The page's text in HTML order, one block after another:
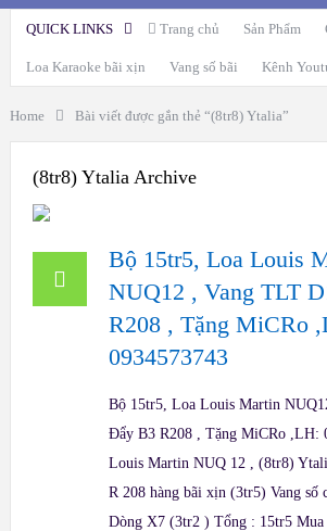
QUICK LINKS Trang chủ Sản Phẩm
Loa Karaoke bãi xịn Vang số bãi Kênh
Home Bài viết được gắn thẻ “(8tr8) Ytalia”
(8tr8) Ytalia Archive
Bộ 15tr5, Loa Louis
NUQ12 , Vang TLT
R208 , Tặng MiCRo
0934573743
Bộ 15tr5, Loa Louis Martin
Đẩy B3 R208 , Tặng MiCRo ,LH:
Louis Martin NUQ 12 , (8tr8)
R 208 hàng bãi xịn (3tr5) Vang số
Dòng X7 (3tr2 ) Tổng : 15tr5